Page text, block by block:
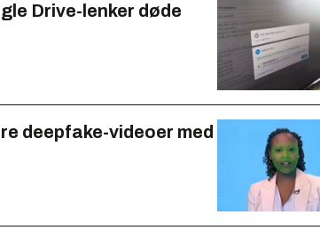
Drive-lenker døde
deepfake-videoer med